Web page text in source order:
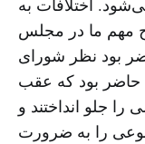
اختلافات به
مهم ما در مجلس
بود نظر شورای
حاضر بود که عقب
را جلو انداختند و
را به ضرورت